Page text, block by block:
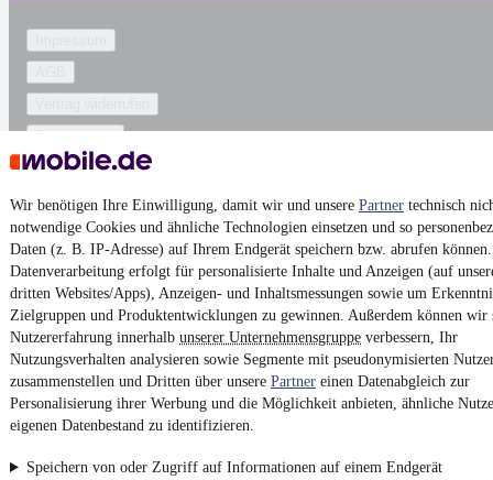
Wir benötigen Ihre Einwilligung, damit wir und unsere Partner technisch
notwendige Cookies und ähnliche Technologien einsetzen und so
Daten (z. B. IP-Adresse) auf Ihrem Endgerät speichern bzw. abrufen
Datenverarbeitung erfolgt für personalisierte Inhalte und Anzeigen (auf
dritten Websites/Apps), Anzeigen- und Inhaltsmessungen sowie um
Zielgruppen und Produktentwicklungen zu gewinnen. Außerdem können wir
Nutzererfahrung innerhalb unserer Unternehmensgruppe verbessern, Ihr
Nutzungsverhalten analysieren sowie Segmente mit pseudonymisierten
zusammenstellen und Dritten über unsere Partner einen Datenabgleich zur
Personalisierung ihrer Werbung und die Möglichkeit anbieten, ähnliche
eigenen Datenbestand zu identifizieren.
Speichern von oder Zugriff auf Informationen auf einem Endgerät
Datenschutz
Datenschutzeinstellungen
Erklärung zur Barrierefreiheit
Report Security Vulnerability (English)
Powered by
Noch mehrneue Autosunterschiedlicher Marken, auch als
Leasing-Angebote, gibt es bei mobile.de